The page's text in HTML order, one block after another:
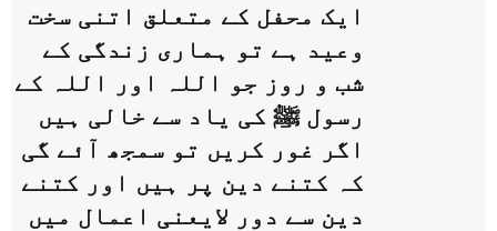
ایک محفل کے متعلق اتنی سخت
وعید ہے تو ہماری زندگی کے
شب و روز جو اللہ اور اللہ کے
رسول ﷺ کی یاد سے خالی ہیں
اگر غور کریں تو سمجھ آئے گی
کہ کتنے دین پر ہیں اور کتنے
دین سے دور لایعنی اعمال میں